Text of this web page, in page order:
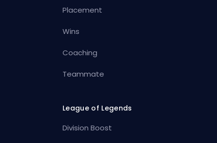
Placement
Wins
Coaching
Teammate
League of Legends
Division Boost